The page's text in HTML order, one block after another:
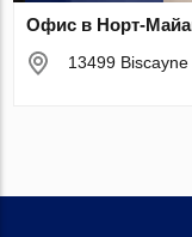
Офис в Норт-
13499